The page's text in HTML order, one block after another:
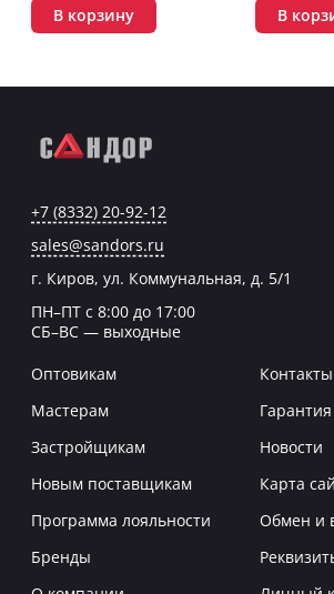
В корзину В
+7 (8332) 20-92-12
sales@sandors.ru
г. Киров, ул. Коммунальная, д. 5/1
ПН–ПТ с 8:00 до 17:00
СБ–ВС — выходные
Оптовикам
Мастерам
Застройщикам
Новым поставщикам
Программа лояльности
Бренды
Контакты
Гарантия
Новости
Карта
Обмен и